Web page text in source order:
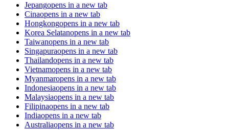
Jepangopens in a new tab
Cinaopens in a new tab
Hongkongopens in a new tab
Korea Selatanopens in a new tab
Taiwanopens in a new tab
Singapuraopens in a new tab
Thailandopens in a new tab
Vietnamopens in a new tab
Myanmaropens in a new tab
Indonesiaopens in a new tab
Malaysiaopens in a new tab
Filipinaopens in a new tab
Indiaopens in a new tab
Australiaopens in a new tab